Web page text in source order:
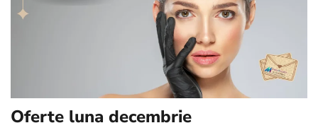
Oferte luna decembrie